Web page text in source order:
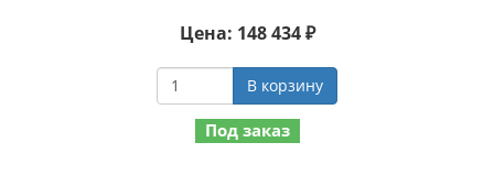
Цена: 148 434 ₽
В корзину
Под заказ